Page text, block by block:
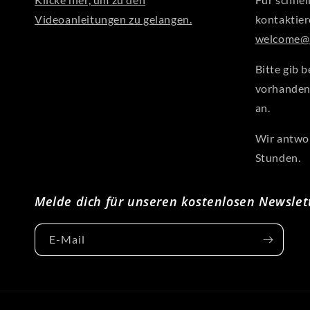
Videoanleitungen zu gelangen.
Bitte gib
an.
Wir
Stunden.
Melde dich für unseren kostenlosen
E-Mail